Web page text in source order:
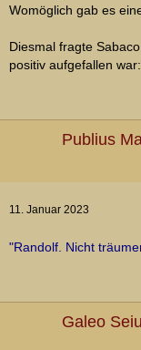
Womöglich gab es
Diesmal fragte
positiv aufgefallen war:
Publius
11. Januar 2023
"Randolf. Nicht
Galeo